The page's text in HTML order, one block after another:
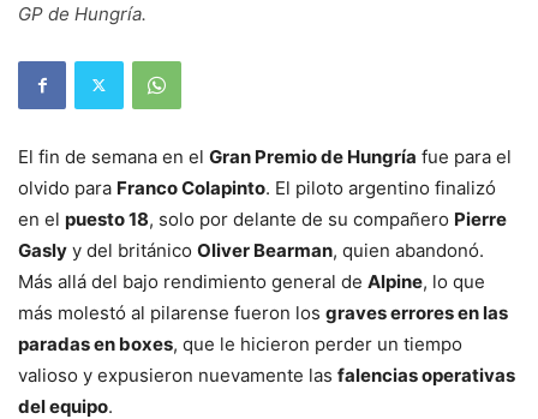
GP de Hungría.
El fin de semana en el Gran Premio de Hungría fue para el
olvido para Franco Colapinto. El piloto argentino finalizó
en el puesto 18, solo por delante de su compañero Pierre
Gasly y del británico Oliver Bearman, quien abandonó.
Más allá del bajo rendimiento general de Alpine, lo que
más molestó al pilarense fueron los graves errores en las
paradas en boxes, que le hicieron perder un tiempo
valioso y expusieron nuevamente las falencias operativas
del equipo.